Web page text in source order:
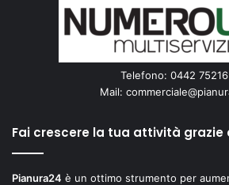
Telefono: 0442
Mail:
Fai crescere la tua attività grazie
Pianura24 è un ottimo strumento per